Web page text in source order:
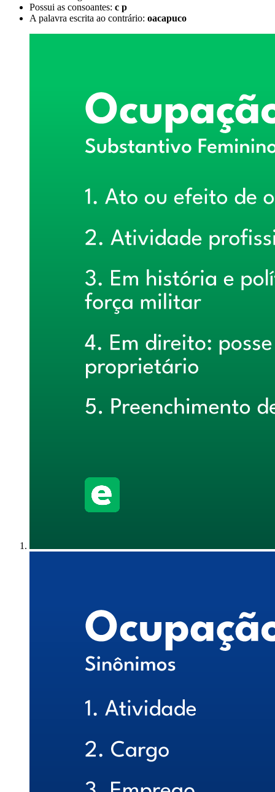
Possui as consoantes: c p
A palavra escrita ao contrário: oacapuco